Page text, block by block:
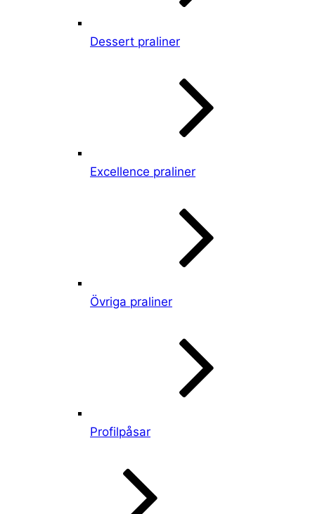
Dessert praliner
Excellence praliner
Övriga praliner
Profilpåsar